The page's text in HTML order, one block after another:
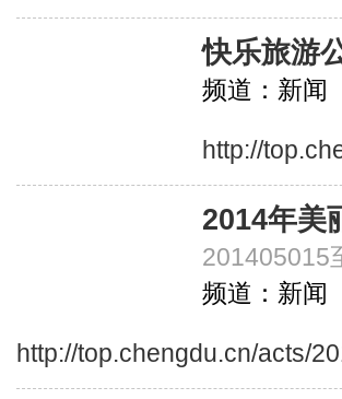
快乐旅游
频道：新闻
http://
2014年美
201405015
频道：新闻
http://top.chengdu.cn/acts/